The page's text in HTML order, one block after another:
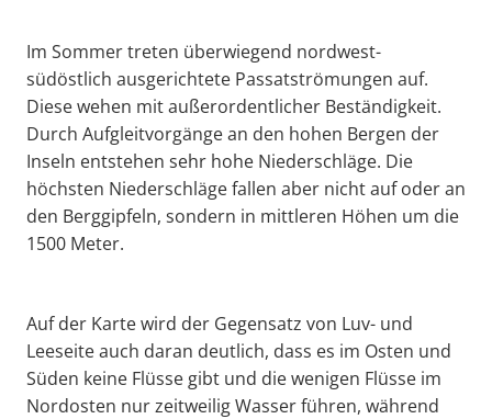
Im Sommer treten überwiegend nordwest-
südöstlich ausgerichtete Passatströmungen auf.
Diese wehen mit außerordentlicher Beständigkeit.
Durch Aufgleitvorgänge an den hohen Bergen der
Inseln entstehen sehr hohe Niederschläge. Die
höchsten Niederschläge fallen aber nicht auf oder an
den Berggipfeln, sondern in mittleren Höhen um die
1500 Meter.
Auf der Karte wird der Gegensatz von Luv- und
Leeseite auch daran deutlich, dass es im Osten und
Süden keine Flüsse gibt und die wenigen Flüsse im
Nordosten nur zeitweilig Wasser führen, während